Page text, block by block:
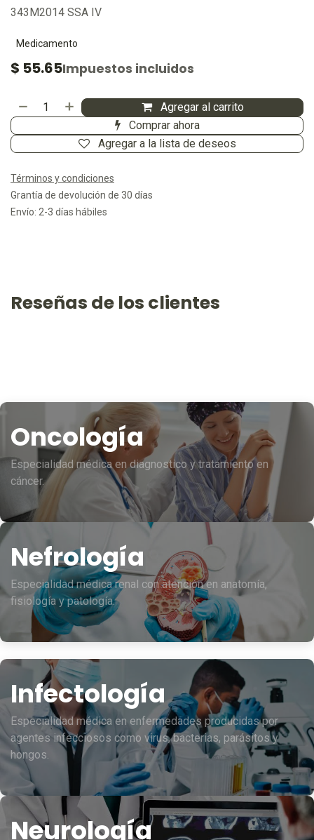
343M2014 SSA IV
Medicamento
$ 55.65Impuestos incluidos
Agregar al carrito
Comprar ahora
Agregar a la lista de deseos
Términos y condiciones
Grantía de devolución de 30 días
Envío: 2-3 días hábiles
Reseñas de los clientes
Oncología
Especialidad médica en diagnostico y tratamiento en
cáncer.
Nefrología
Especialidad médica renal con atención en anatomía,
fisiología y patología.
Infectología
Especialidad médica en enfermedades producidas por
agentes infecciosos como virus, bacterias, parásitos y
hongos.
Neurología